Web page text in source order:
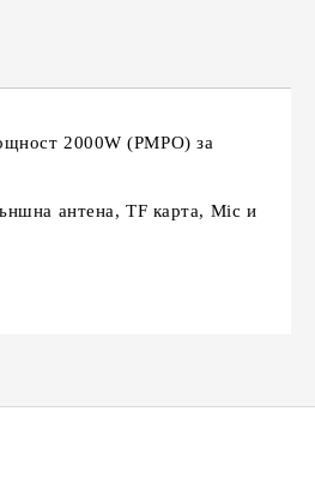
2000W (PMPO) за
антена, TF карта, Mic и